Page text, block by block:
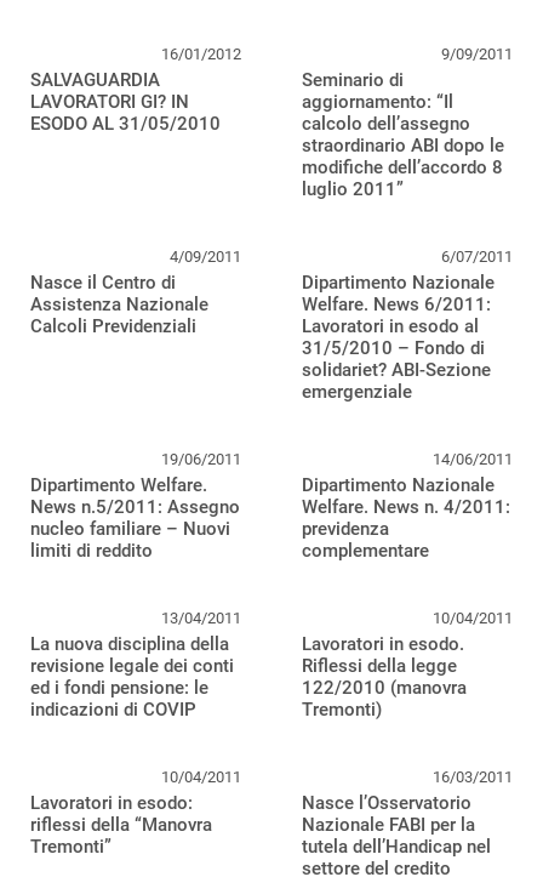
16/01/2012
SALVAGUARDIA
LAVORATORI GI? IN
ESODO AL 31/05/2010
9/09/2011
Seminario di
aggiornamento: “Il
calcolo dell’assegno
straordinario ABI dopo le
modifiche dell’accordo 8
luglio 2011”
4/09/2011
Nasce il Centro di
Assistenza Nazionale
Calcoli Previdenziali
6/07/2011
Dipartimento Nazionale
Welfare. News 6/2011:
Lavoratori in esodo al
31/5/2010 – Fondo di
solidariet? ABI-Sezione
emergenziale
19/06/2011
Dipartimento Welfare.
News n.5/2011: Assegno
nucleo familiare – Nuovi
limiti di reddito
14/06/2011
Dipartimento Nazionale
Welfare. News n. 4/2011:
previdenza
complementare
13/04/2011
La nuova disciplina della
revisione legale dei conti
ed i fondi pensione: le
indicazioni di COVIP
10/04/2011
Lavoratori in esodo.
Riflessi della legge
122/2010 (manovra
Tremonti)
10/04/2011
Lavoratori in esodo:
riflessi della “Manovra
Tremonti”
16/03/2011
Nasce l’Osservatorio
Nazionale FABI per la
tutela dell’Handicap nel
settore del credito